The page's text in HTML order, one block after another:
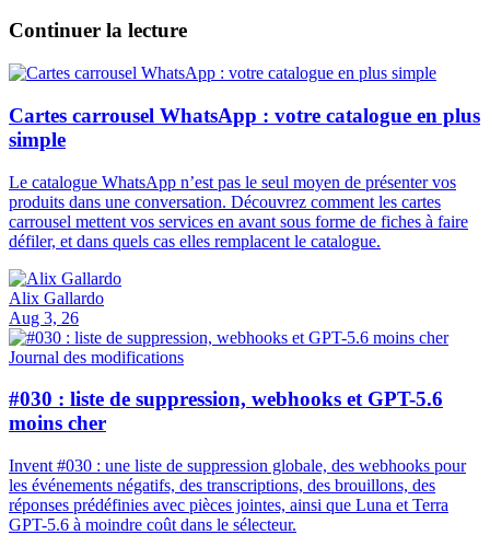
Continuer la lecture
Cartes carrousel WhatsApp : votre catalogue en plus
simple
Le catalogue WhatsApp n’est pas le seul moyen de présenter vos
produits dans une conversation. Découvrez comment les cartes
carrousel mettent vos services en avant sous forme de fiches à faire
défiler, et dans quels cas elles remplacent le catalogue.
Alix Gallardo
Aug 3, 26
Journal des modifications
#030 : liste de suppression, webhooks et GPT-5.6
moins cher
Invent #030 : une liste de suppression globale, des webhooks pour
les événements négatifs, des transcriptions, des brouillons, des
réponses prédéfinies avec pièces jointes, ainsi que Luna et Terra
GPT-5.6 à moindre coût dans le sélecteur.